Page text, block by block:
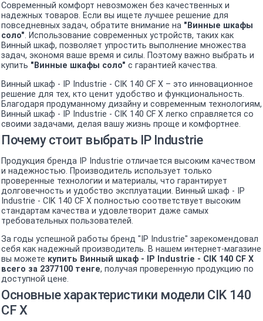
Современный комфорт невозможен без качественных и
надежных товаров. Если вы ищете лучшее решение для
повседневных задач, обратите внимание на "Винные шкафы
соло". Использование современных устройств, таких как
Винный шкаф, позволяет упростить выполнение множества
задач, экономя ваше время и силы. Поэтому важно выбрать и
купить "Винные шкафы соло" с гарантией качества.
Винный шкаф - IP Industrie - CIK 140 CF X – это инновационное
решение для тех, кто ценит удобство и функциональность.
Благодаря продуманному дизайну и современным технологиям,
Винный шкаф - IP Industrie - CIK 140 CF X легко справляется со
своими задачами, делая вашу жизнь проще и комфортнее.
Почему стоит выбрать IP Industrie
Продукция бренда IP Industrie отличается высоким качеством
и надежностью. Производитель использует только
проверенные технологии и материалы, что гарантирует
долговечность и удобство эксплуатации. Винный шкаф - IP
Industrie - CIK 140 CF X полностью соответствует высоким
стандартам качества и удовлетворит даже самых
требовательных пользователей.
За годы успешной работы бренд "IP Industrie" зарекомендовал
себя как надежный производитель. В нашем интернет-магазине
вы можете купить Винный шкаф - IP Industrie - CIK 140 CF X
всего за 2377100 тенге, получая проверенную продукцию по
доступной цене.
Основные характеристики модели CIK 140
CF X